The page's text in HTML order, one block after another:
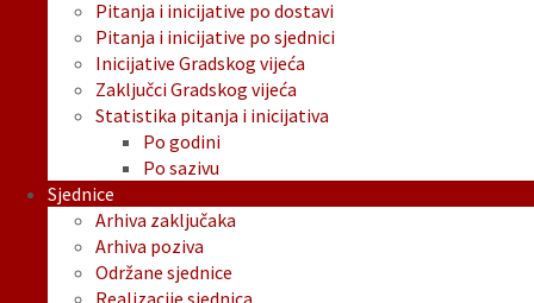
Pitanja i inicijative po dostavi
Pitanja i inicijative po sjednici
Inicijative Gradskog vijeća
Zaključci Gradskog vijeća
Statistika pitanja i inicijativa
Po godini
Po sazivu
Sjednice
Arhiva zaključaka
Arhiva poziva
Održane sjednice